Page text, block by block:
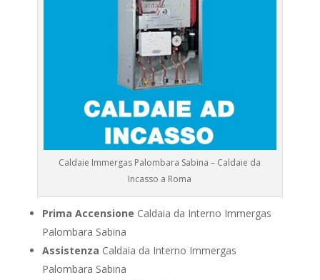
Caldaie Immergas Palombara Sabina – Caldaie da
Incasso a Roma
Prima Accensione Caldaia da Interno Immergas
Palombara Sabina
Assistenza Caldaia da Interno Immergas
Palombara Sabina